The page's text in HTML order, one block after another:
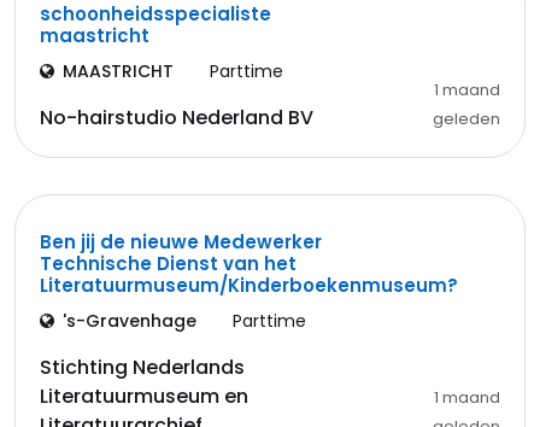
schoonheidsspecialiste
maastricht
MAASTRICHT Parttime
No-hairstudio Nederland BV
1 maand
geleden
Ben jij de nieuwe Medewerker
Technische Dienst van het
Literatuurmuseum/Kinderboekenmuseum?
's-Gravenhage Parttime
Stichting Nederlands
Literatuurmuseum en
1 maand